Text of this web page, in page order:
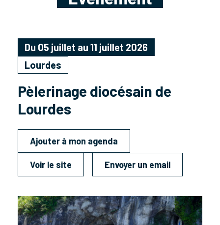
Du 05 juillet au 11 juillet 2026
Lourdes
Pèlerinage diocésain de
Lourdes
Ajouter à mon agenda
Voir le site Envoyer un email